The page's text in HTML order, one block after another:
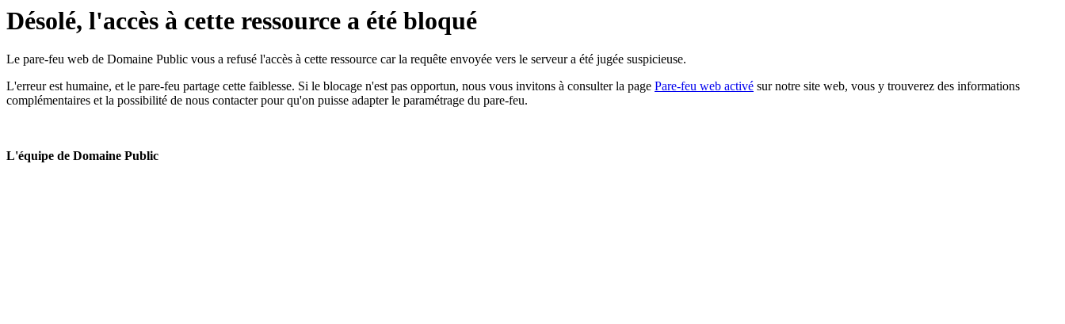
Désolé, l'accès à cette ressource a été bloqué
Le pare-feu web de Domaine Public vous a refusé l'accès à cette ressource car la requête envoyée vers le serveur a été jugée suspicieuse.
L'erreur est humaine, et le pare-feu partage cette faiblesse. Si le blocage n'est pas opportun, nous vous invitons à consulter la page Pare-feu web activé sur notre site web, vous y trouverez des informations
complémentaires et la possibilité de nous contacter pour qu'on puisse adapter le paramétrage du pare-feu.
L'équipe de Domaine Public